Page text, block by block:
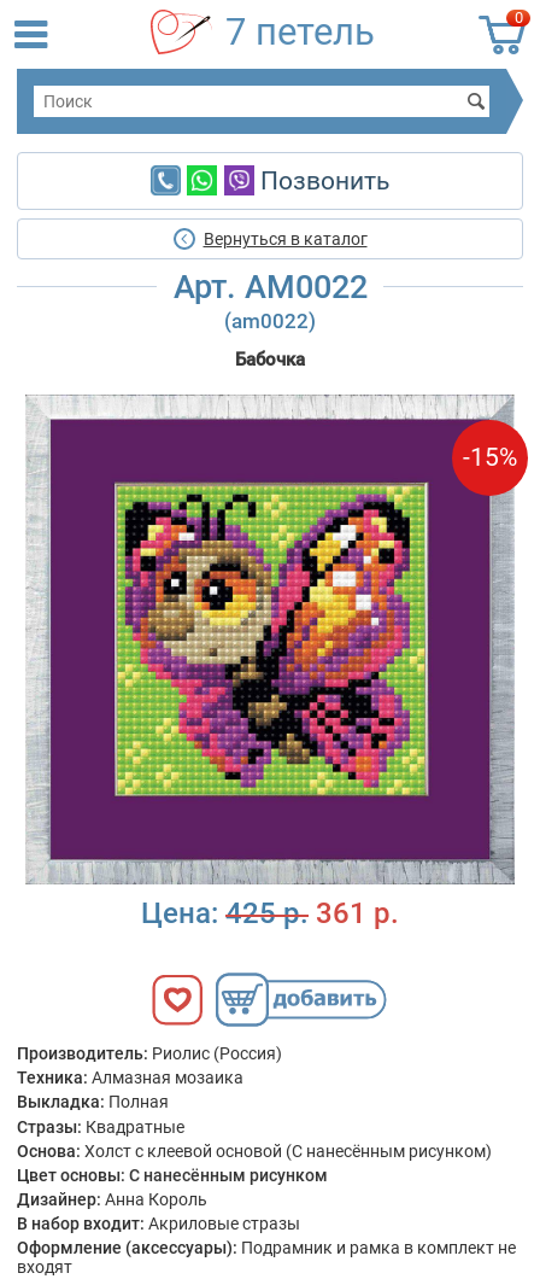
0
7 петель
Позвонить
Вернуться в каталог
Арт. АМ0022
(am0022)
Бабочка
-15%
Цена: 425 р. 361 р.
Производитель: Риолис (Россия)
Техника: Алмазная мозаика
Выкладка: Полная
Стразы: Квадратные
Основа: Холст с клеевой основой (С нанесённым рисунком)
Цвет основы: С нанесённым рисунком
Дизайнер: Анна Король
В набор входит: Акриловые стразы
Оформление (аксессуары): Подрамник и рамка в комплект не
входят